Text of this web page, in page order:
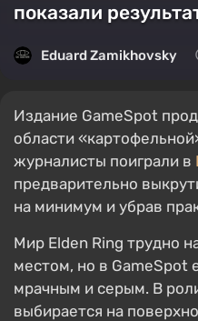
показали
Eduard Zamikhovsky
Издание GameSpot
области
журналисты поиграли в
предварительно
на минимум и убрав
Мир Elden Ring трудно
местом, но в GameSpot
мрачным и серым. В
выбирается на